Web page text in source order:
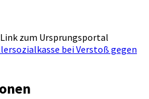
zum Ursprungsportal
bei Verstoß gegen